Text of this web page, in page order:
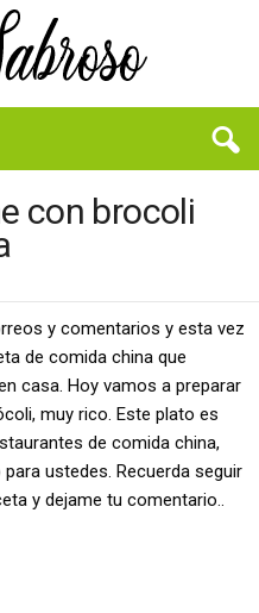
con brocoli
y comentarios y esta vez
de comida china que
casa. Hoy vamos a preparar
muy rico. Este plato es
de comida china,
ustedes. Recuerda seguir
y dejame tu comentario..